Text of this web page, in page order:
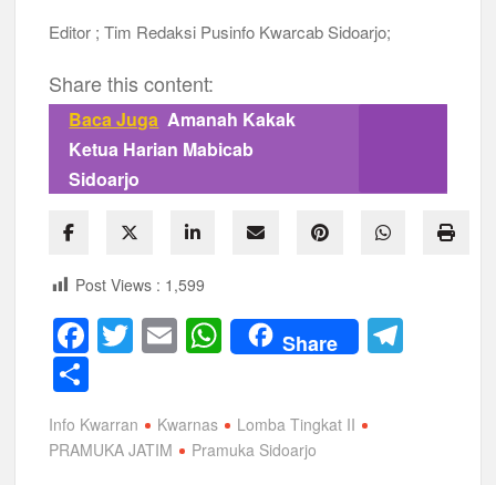
Editor ; Tim Redaksi Pusinfo Kwarcab Sidoarjo;
Share this content:
Baca Juga Amanah Kakak
Ketua Harian Mabicab
Sidoarjo
Post Views : 1,599
F
a
c
e
T
wi
er
E
m
W
h
at
s
Share
h
ar
Info Kwarran Kwarnas
Lomba Tingkat II
PRAMUKA JATIM
Pramuka Sidoarjo